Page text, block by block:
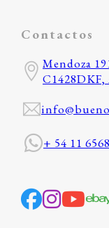
Contactos
Mendoza
+ 54 11